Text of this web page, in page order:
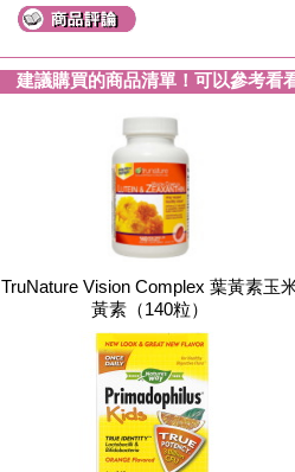
建議購買的商品清單！可以參考看
TruNature Vision Complex 葉黃素玉
黃素（140粒）